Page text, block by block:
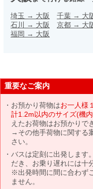
埼玉 → 大阪 千葉 → 大
石川 → 大阪 京都 → 大
福岡 → 大阪
重要なご案内
お預かり荷物はお一人様
計1.2m以内のサイズ(機
えたお荷物はお預かりで
→その他手荷物に関する
さい。
バスは定刻に出発します
だき、お乗り遅れには十
※出発時間に間に合わず
ません。